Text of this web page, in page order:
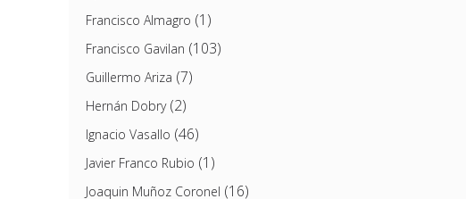
Francisco Almagro (1)
Francisco Gavilan (103)
Guillermo Ariza (7)
Hernán Dobry(2)
Ignacio Vasallo (46)
Javier Franco Rubio (1)
Joaquin Muñoz Coronel (16)